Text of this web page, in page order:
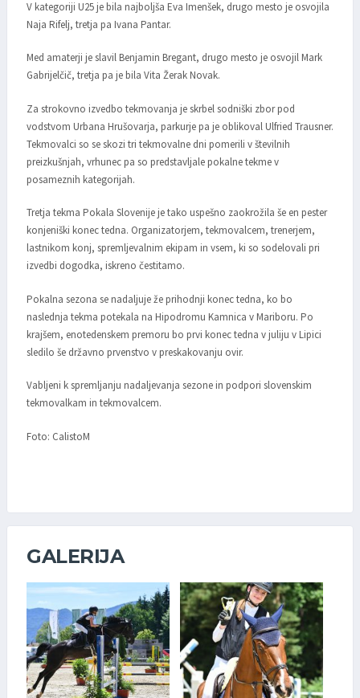
V kategoriji U25 je bila najboljša Eva Imenšek, drugo mesto je osvojila
Naja Rifelj, tretja pa Ivana Pantar.
Med amaterji je slavil Benjamin Bregant, drugo mesto je osvojil Mark
Gabrijelčič, tretja pa je bila Vita Žerak Novak.
Za strokovno izvedbo tekmovanja je skrbel sodniški zbor pod
vodstvom Urbana Hrušovarja, parkurje pa je oblikoval Ulfried Trausner.
Tekmovalci so se skozi tri tekmovalne dni pomerili v številnih
preizkušnjah, vrhunec pa so predstavljale pokalne tekme v
posameznih kategorijah.
Tretja tekma Pokala Slovenije je tako uspešno zaokrožila še en pester
konjeniški konec tedna. Organizatorjem, tekmovalcem, trenerjem,
lastnikom konj, spremljevalnim ekipam in vsem, ki so sodelovali pri
izvedbi dogodka, iskreno čestitamo.
Pokalna sezona se nadaljuje že prihodnji konec tedna, ko bo
naslednja tekma potekala na Hipodromu Kamnica v Mariboru. Po
krajšem, enotedenskem premoru bo prvi konec tedna v juliju v Lipici
sledilo še državno prvenstvo v preskakovanju ovir.
Vabljeni k spremljanju nadaljevanja sezone in podpori slovenskim
tekmovalkam in tekmovalcem.
Foto: CalistoM
GALERIJA